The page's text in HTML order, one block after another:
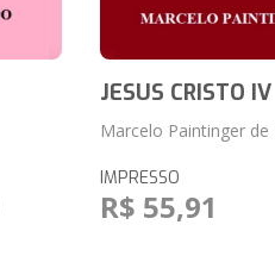
JESUS CRISTO IV
Marcelo Paintinger de
IMPRESSO
R$ 55,91